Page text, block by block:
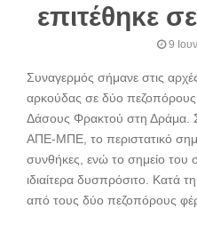
επιτέθηκε
9
Συναγερμός σήμανε στις
αρκούδας σε δύο
Δάσους Φρακτού στη Δράμα.
ΑΠΕ-ΜΠΕ, το περιστατικό
συνθήκες, ενώ το σημείο του
ιδιαίτερα δυσπρόσιτο. Κατά
από τους δύο πεζοπόρους